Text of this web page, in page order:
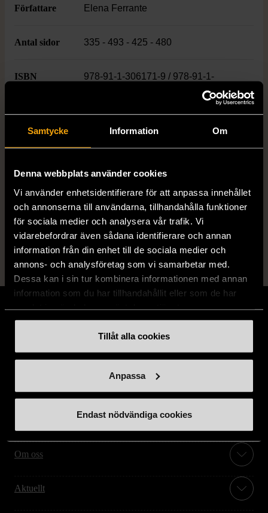
Samtycke Information Om
Denna webbplats använder cookies
Vi använder enhetsidentifierare för att anpassa innehållet
och annonserna till användarna, tillhandahålla funktioner
för sociala medier och analysera vår trafik. Vi
vidarebefordrar även sådana identifierare och annan
information från din enhet till de sociala medier och
annons- och analysföretag som vi samarbetar med.
Dessa kan i sin tur kombinera informationen med annan
information som du har tillhandahållit eller som de har
Tillåt alla cookies
Anpassa
Endast nödvändiga cookies
Författare Elena Ferrante
Antal sidor 335 - 493 - 425 - 480
ISBN
978-91-1-306171-9 / 978-91-1-
306975-3 / 978-91-1-306976-0 / 978-
kvalitet och ska inte ha några skador eller
förslitningar.
Läs mer om hur vi bedömer
Stöd oss
Handla second hand online
Om oss
Aktuellt